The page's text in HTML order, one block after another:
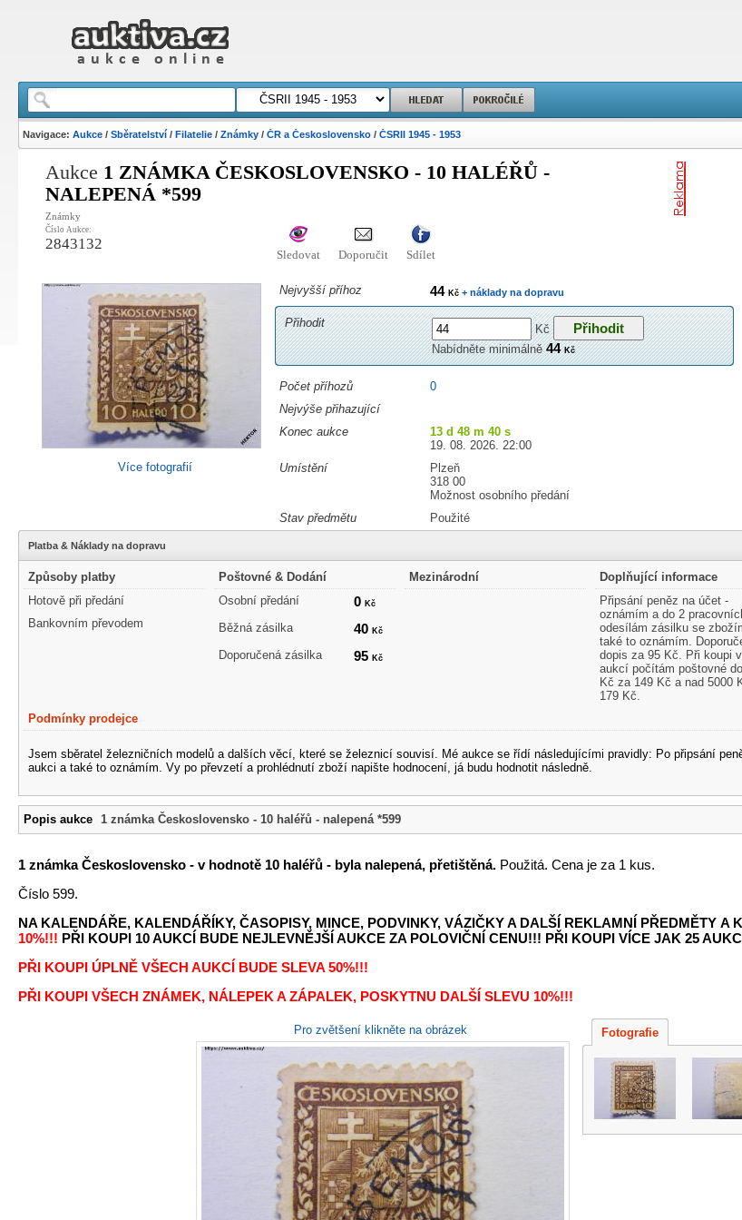
Navigace:Aukce /Sběratelství /Filatelie /Známky /ČR a Československo /ČSRII 1945 - 1953
Aukce 1 ZNÁMKA ČESKOSLOVENSKO - 10 HALÉŘŮ -
NALEPENÁ *599
Známky
Číslo Aukce:
2843132
Sledovat Doporučit Sdílet
Více fotografií
Nejvyšší příhoz 44Kč + náklady na dopravu
Přihodit
Kč
Nabídněte minimálně44Kč
Počet příhozů
0
Nejvýše přihazující
Konec aukce
13 d 48 m 39 s
19. 08. 2026. 22:00
Umístění
Plzeň
318 00
Možnost osobního předání
Stav předmětu
Použité
Platba & Náklady na dopravu
Způsoby platby
Hotově při předání
Bankovním převodem
Poštovné & Dodání
Osobní předání
0Kč
Běžná zásilka 40Kč
Doporučená zásilka 95Kč
Mezinárodní
Doplňující informace
Připsání peněz na účet -
oznámím a do 2
odesílám zásilku se
také to oznámím.
dopis za 95 Kč. Při koupi
aukcí počítám poštovné
Kč za 149 Kč a nad 5000
179 Kč.
Podmínky prodejce
Jsem sběratel železničních modelů a dalších věcí, které se železnicí souvisí. Mé aukce se řídí následujícími pravidly: Po připsání
aukci a také to oznámím. Vy po převzetí a prohlédnutí zboží napište hodnocení, já budu hodnotit následně.
Popis aukce 1 známka Československo - 10 haléřů - nalepená *599
1 známka Československo - v hodnotě 10 haléřů - byla nalepená, přetištěná. Použitá. Cena je za 1 kus.
Číslo 599.
NA KALENDÁŘE, KALENDÁŘÍKY, ČASOPISY, MINCE, PODVINKY, VÁZIČKY A DALŠÍ REKLAMNÍ PŘEDMĚTY A
10%!!! PŘI KOUPI 10 AUKCÍ BUDE NEJLEVNĚJŠÍ AUKCE ZA POLOVIČNÍ CENU!!! PŘI KOUPI VÍCE JAK 25
PŘI KOUPI ÚPLNĚ VŠECH AUKCÍ BUDE SLEVA 50%!!!
PŘI KOUPI VŠECH ZNÁMEK, NÁLEPEK A ZÁPALEK, POSKYTNU DALŠÍ SLEVU 10%!!!
Pro zvětšení klikněte na obrázek Fotografie